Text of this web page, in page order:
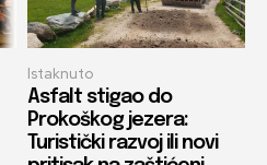
Istaknuto
Asfalt stigao do
Prokoškog jezera:
Turistički razvoj ili novi